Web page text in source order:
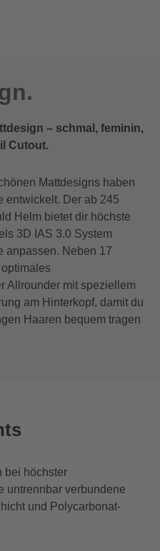
– schmal, feminin,
Cutout.
Mattdesigns haben
entwickelt. Der ab 245
Helm bietet dir höchste
3D IAS 3.0 System
anpassen. Neben 17
Allrounder mit speziellem
am Hinterkopf, damit du
Haaren bequem tragen
bei höchster
untrennbar verbundene
und Polycarbonat-